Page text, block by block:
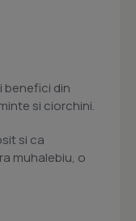
benefici din
si ciorchini.
si ca
muhalebiu, o